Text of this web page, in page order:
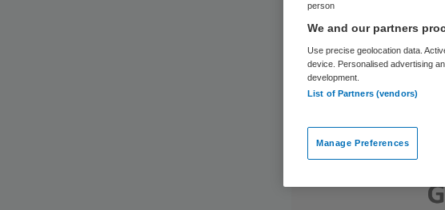
person
We and our partners
Use precise geolocation data.
device. Personalised advertising
development.
List of Partners (vendors)
Manage Preferences